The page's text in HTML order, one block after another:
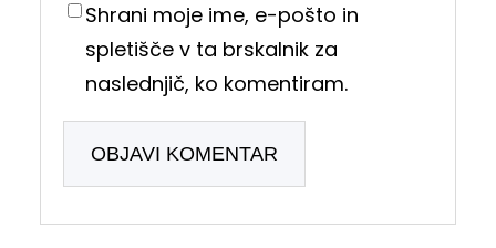
Shrani moje ime, e-pošto in
spletišče v ta brskalnik za
naslednjič, ko komentiram.